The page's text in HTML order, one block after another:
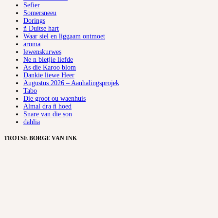
Sefier
Somersneeu
Dorings
ñ Duitse hart
Waar siel en liggaam ontmoet
aroma
lewenskurwes
Ne n bietjie liefde
As die Karoo blom
Dankie liewe Heer
Augustus 2026 – Aanhalingsprojek
Tabo
Die groot ou waenhuis
Almal dra ñ hoed
Snare van die son
dahlia
TROTSE BORGE VAN INK